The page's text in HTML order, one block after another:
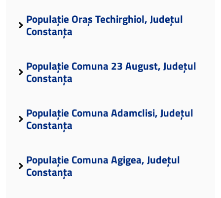
Populație Oraș Techirghiol, Județul
Constanța
Populație Comuna 23 August, Județul
Constanța
Populație Comuna Adamclisi, Județul
Constanța
Populație Comuna Agigea, Județul
Constanța